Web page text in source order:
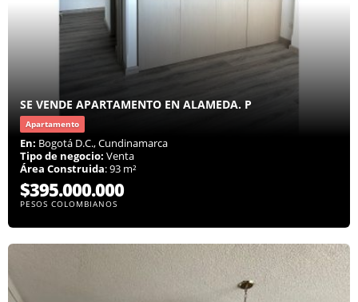
SE VENDE APARTAMENTO EN ALAMEDA. P
Apartamento
En: Bogotá D.C., Cundinamarca
Tipo de negocio: Venta
Área Construida: 93 m²
$395.000.000
PESOS COLOMBIANOS